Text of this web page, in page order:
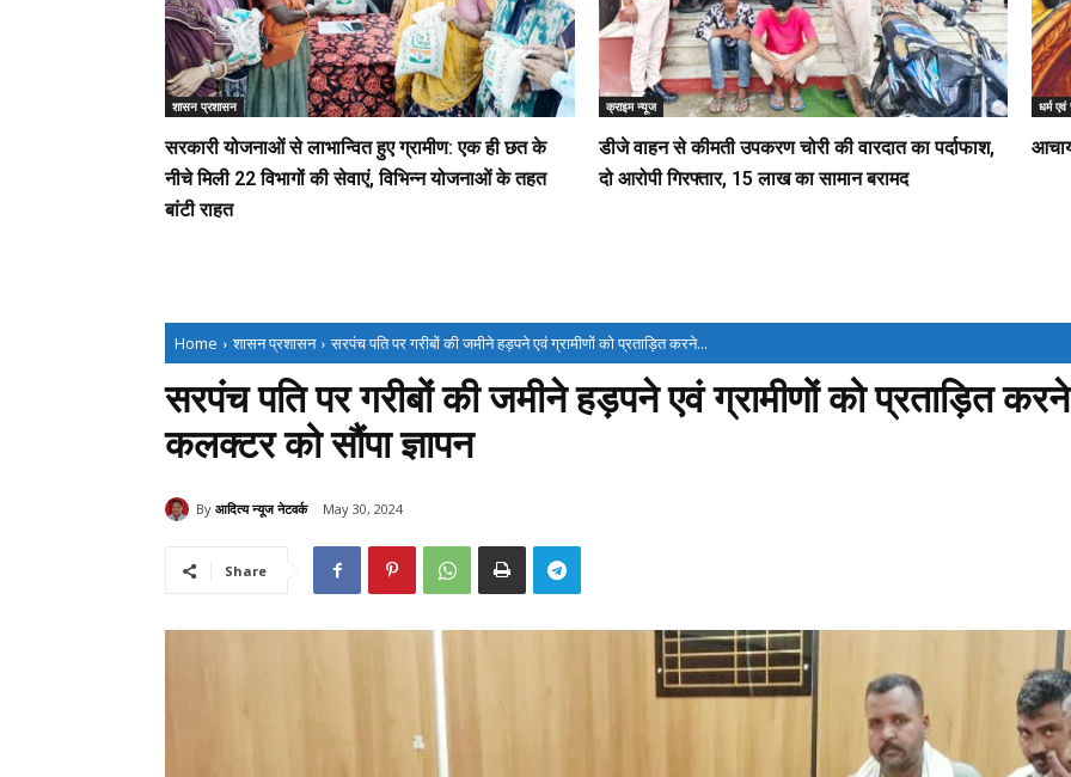
शासन प्रशासन
सरकारी योजनाओं से लाभान्वित हुए ग्रामीण: एक ही छत के
नीचे मिली 22 विभागों की सेवाएं, विभिन्न योजनाओं के तहत
बांटी राहत
क्राइम न्यूज
डीजे वाहन से कीमती उपकरण चोरी की वारदात का पर्दाफाश,
दो आरोपी गिरफ्तार, 15 लाख का सामान बरामद
धर्म